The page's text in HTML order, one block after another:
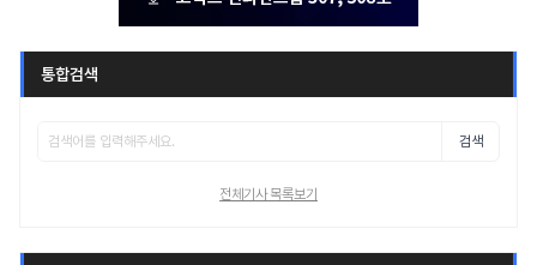
통합검색
검색
전체기사 목록보기